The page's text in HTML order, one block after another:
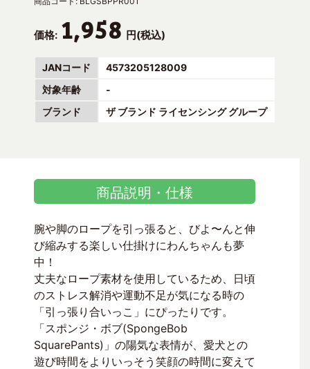
価格: 1,958 円(税込)
JANコード
4573205128009
対象年齢
-
ブランド
ザ ブランド ライセンシング グループ
商品説明・仕様
腕や脚のロープを引っ張ると、びよ〜んと伸
び縮みする楽しい仕掛けにわんちゃんも夢
中！
丈夫なロープ素材を使用しているため、日頃
のストレス解消や運動不足が気になる時の
「引っ張り合いっこ」にぴったりです。
「スポンジ・ボブ(SpongeBob
SquarePants)」の陽気な表情が、愛犬との
遊び時間をよりいっそう笑顔の時間に変えて